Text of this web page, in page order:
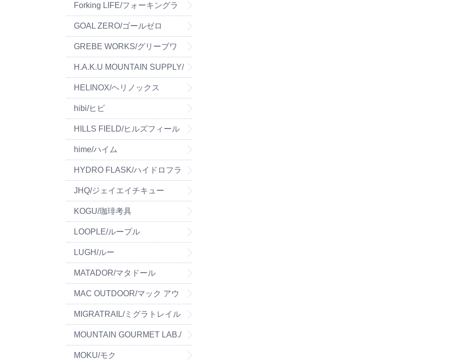
マウンテン
Forking LIFE/フォーキングラ
イフ
GOAL ZERO/ゴールゼロ
GREBE WORKS/グリーブワ
ークス
H.A.K.U MOUNTAIN SUPPLY/
ハク マウンテン サプライ
HELINOX/ヘリノックス
hibi/ヒビ
HILLS FIELD/ヒルズフィール
ド
hime/ハイム
HYDRO FLASK/ハイドロフラ
スク
JHQ/ジェイエイチキュー
KOGU/珈琲考具
LOOPLE/ループル
LUGH/ルー
MATADOR/マタドール
MAC OUTDOOR/マック アウ
トドア
MIGRATRAIL/ミグラトレイル
MOUNTAIN GOURMET LAB./
マウンテングルメラボ
MOKU/モク